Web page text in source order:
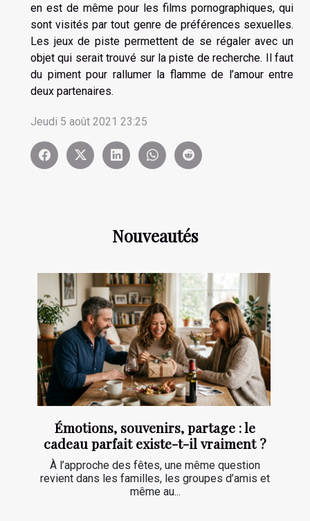
Nouveautés
Émotions, souvenirs, partage : le
cadeau parfait existe-t-il vraiment ?
À l’approche des fêtes, une même question
revient dans les familles, les groupes d’amis et
même au...
en est de même pour les films pornographiques, qui
sont visités par tout genre de préférences sexuelles.
Les jeux de piste permettent de se régaler avec un
objet qui serait trouvé sur la piste de recherche. Il faut
du piment pour rallumer la flamme de l’amour entre
deux partenaires.
Jeudi 5 août 2021 23:25